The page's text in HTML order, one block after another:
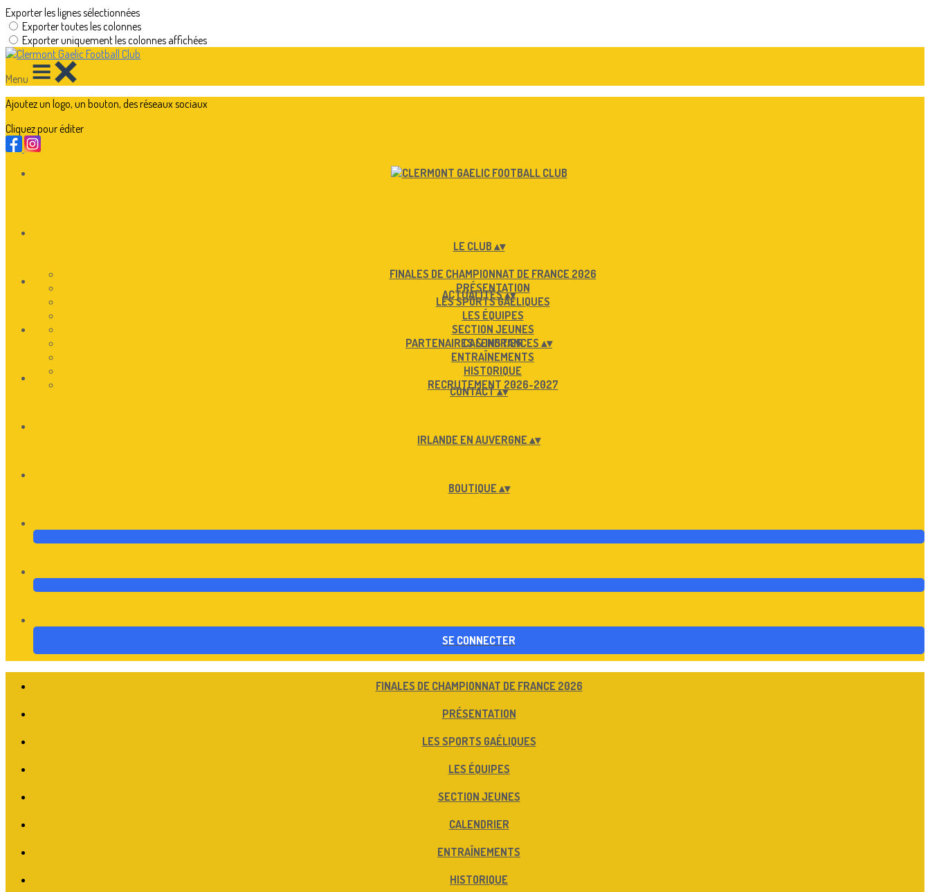
Exporter les lignes sélectionnées
Exporter toutes les colonnes
Exporter uniquement les colonnes affichées
Menu
Ajoutez un logo, un bouton, des réseaux sociaux
Cliquez pour éditer
LE CLUB ▴▾
FINALES DE CHAMPIONNAT DE FRANCE 2026
PRÉSENTATION
LES SPORTS GAÉLIQUES
LES ÉQUIPES
SECTION JEUNES
CALENDRIER
ENTRAÎNEMENTS
HISTORIQUE
RECRUTEMENT 2026-2027
ACTUALITÉS▴▾
PARTENAIRES & INSTANCES ▴▾
CONTACT▴▾
IRLANDE EN AUVERGNE ▴▾
BOUTIQUE ▴▾
SE CONNECTER
FINALES DE CHAMPIONNAT DE FRANCE 2026
PRÉSENTATION
LES SPORTS GAÉLIQUES
LES ÉQUIPES
SECTION JEUNES
CALENDRIER
ENTRAÎNEMENTS
HISTORIQUE